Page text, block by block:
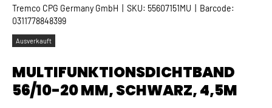
Tremco CPG Germany GmbH SKU: 55607151MU
Barcode:
0311778848399
Ausverkauft
MULTIFUNKTIONSDICHTBAND
56/10-20 MM, SCHWARZ, 4,5M